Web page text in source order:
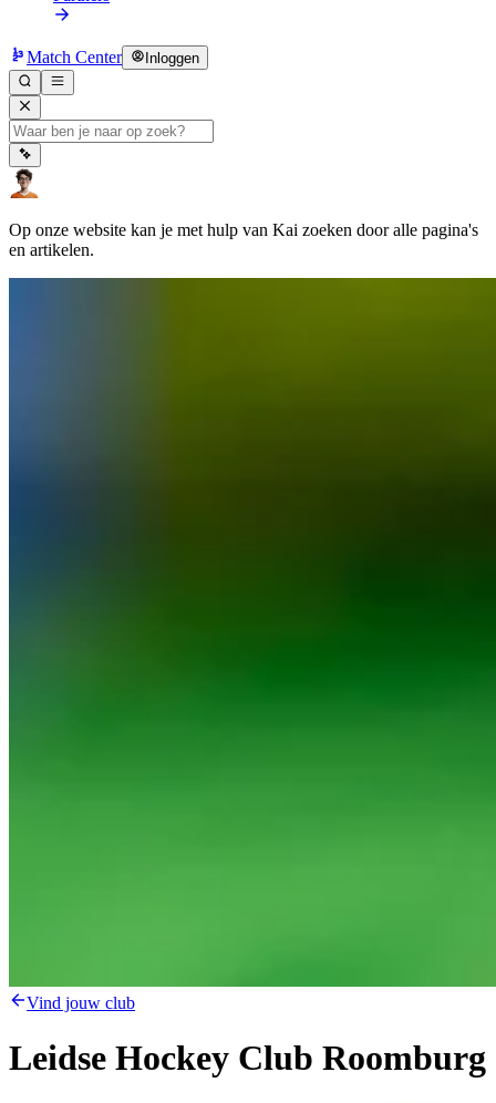
Match Center Inloggen
Op onze website kan je met hulp van Kai zoeken door alle pagina's
en artikelen.
Vind jouw club
Leidse Hockey Club Roomburg